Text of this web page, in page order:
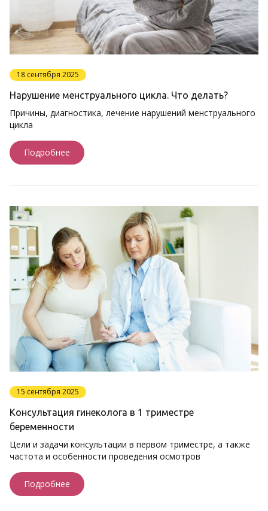
18 сентября 2025
Нарушение менструального цикла. Что делать?
Причины, диагностика, лечение нарушений менструального
цикла
Подробнее
15 сентября 2025
Консультация гинеколога в 1 триместре
беременности
Цели и задачи консультации в первом триместре, а также
частота и особенности проведения осмотров
Подробнее